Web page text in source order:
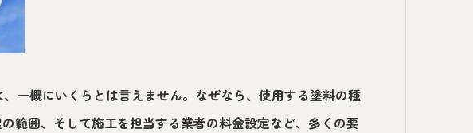
一概にいくらとは言えません。なぜなら、使用する塗料の種
範囲、そして施工を担当する業者の料金設定など、多くの要